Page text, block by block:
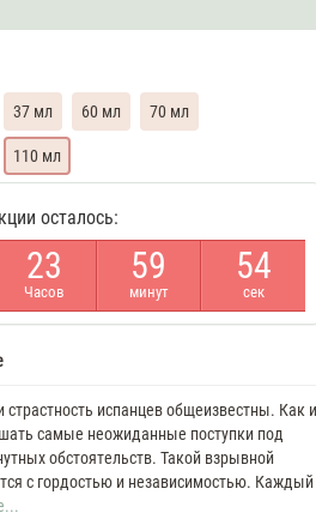
37 мл 60 мл 70 мл
110 мл
осталось:
23
Часов
59
минут
54
сек
страстность испанцев общеизвестны. Как и
самые неожиданные поступки под
обстоятельств. Такой взрывной
с гордостью и независимостью. Каждый